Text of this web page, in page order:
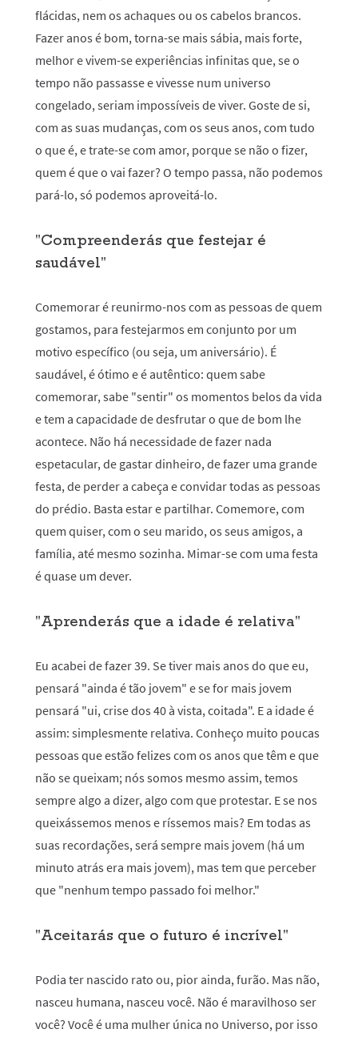
flácidas, nem os achaques ou os cabelos brancos.
Fazer anos é bom, torna-se mais sábia, mais forte,
melhor e vivem-se experiências infinitas que, se o
tempo não passasse e vivesse num universo
congelado, seriam impossíveis de viver. Goste de si,
com as suas mudanças, com os seus anos, com tudo
o que é, e trate-se com amor, porque se não o fizer,
quem é que o vai fazer? O tempo passa, não podemos
pará-lo, só podemos aproveitá-lo.
"Compreenderás que festejar é
saudável"
Comemorar é reunirmo-nos com as pessoas de quem
gostamos, para festejarmos em conjunto por um
motivo específico (ou seja, um aniversário). É
saudável, é ótimo e é autêntico: quem sabe
comemorar, sabe "sentir" os momentos belos da vida
e tem a capacidade de desfrutar o que de bom lhe
acontece. Não há necessidade de fazer nada
espetacular, de gastar dinheiro, de fazer uma grande
festa, de perder a cabeça e convidar todas as pessoas
do prédio. Basta estar e partilhar. Comemore, com
quem quiser, com o seu marido, os seus amigos, a
família, até mesmo sozinha. Mimar-se com uma festa
é quase um dever.
"Aprenderás que a idade é relativa"
Eu acabei de fazer 39. Se tiver mais anos do que eu,
pensará "ainda é tão jovem" e se for mais jovem
pensará "ui, crise dos 40 à vista, coitada". E a idade é
assim: simplesmente relativa. Conheço muito poucas
pessoas que estão felizes com os anos que têm e que
não se queixam; nós somos mesmo assim, temos
sempre algo a dizer, algo com que protestar. E se nos
queixássemos menos e ríssemos mais? Em todas as
suas recordações, será sempre mais jovem (há um
minuto atrás era mais jovem), mas tem que perceber
que "nenhum tempo passado foi melhor."
"Aceitarás que o futuro é incrível"
Podia ter nascido rato ou, pior ainda, furão. Mas não,
nasceu humana, nasceu você. Não é maravilhoso ser
você? Você é uma mulher única no Universo, por isso